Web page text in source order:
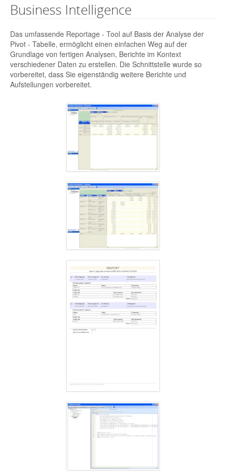
Business Intelligence
Das umfassende Reportage - Tool auf Basis der Analyse der
Pivot - Tabelle, ermöglicht einen einfachen Weg auf der
Grundlage von fertigen Analysen, Berichte im Kontext
verschiedener Daten zu erstellen. Die Schnittstelle wurde so
vorbereitet, dass Sie eigenständig weitere Berichte und
Aufstellungen vorbereitet.